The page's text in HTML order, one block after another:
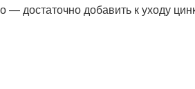
— достаточно добавить к уходу